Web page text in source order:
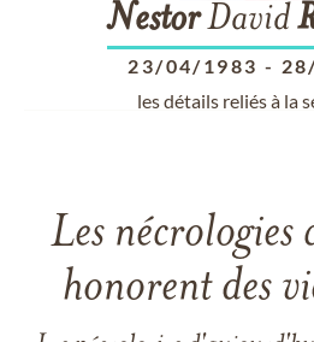
NestorDavid
23/04/1983 -
les détails reliés à la
Les nécrologies
honorent des